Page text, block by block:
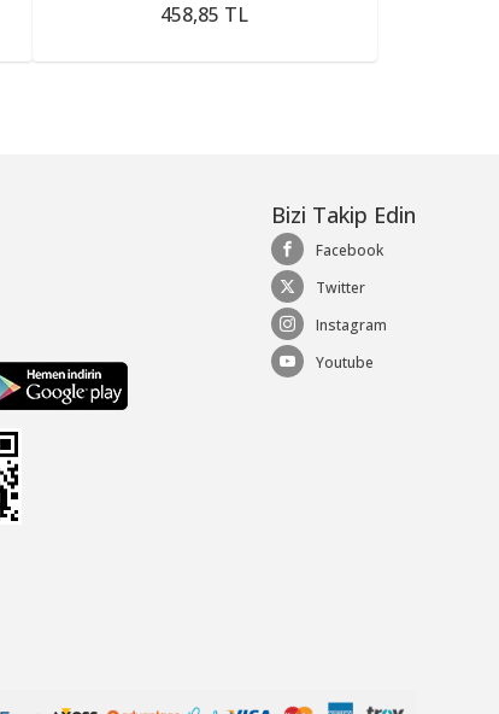
458,85 TL
Bizi Takip Edin
Facebook
Twitter
Instagram
Youtube